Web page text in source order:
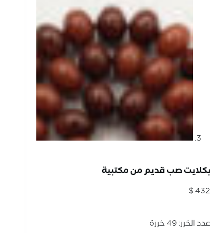
بكلايت صب قديم من مكتبية
$432
عدد الخرز: 49 خرزة